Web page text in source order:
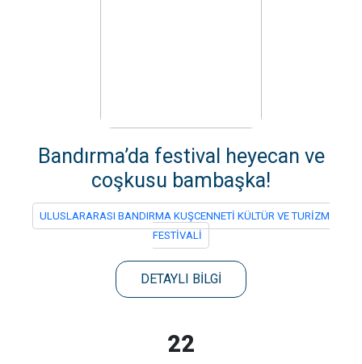
Bandırma’da festival heyecan ve
coşkusu bambaşka!
ULUSLARARASI BANDIRMA KUŞCENNETİ KÜLTÜR VE TURİZM
FESTİVALİ
DETAYLI BİLGİ
22